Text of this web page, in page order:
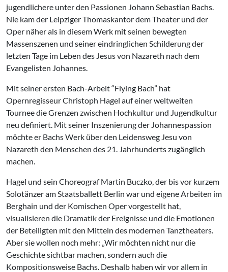
jugendlichere unter den Passionen Johann Sebastian Bachs.
Nie kam der Leipziger Thomaskantor dem Theater und der
Oper näher als in diesem Werk mit seinen bewegten
Massenszenen und seiner eindringlichen Schilderung der
letzten Tage im Leben des Jesus von Nazareth nach dem
Evangelisten Johannes.
Mit seiner ersten Bach-Arbeit “Flying Bach” hat
Opernregisseur Christoph Hagel auf einer weltweiten
Tournee die Grenzen zwischen Hochkultur und Jugendkultur
neu definiert. Mit seiner Inszenierung der Johannespassion
möchte er Bachs Werk über den Leidensweg Jesu von
Nazareth den Menschen des 21. Jahrhunderts zugänglich
machen.
Hagel und sein Choreograf Martin Buczko, der bis vor kurzem
Solotänzer am Staatsballett Berlin war und eigene Arbeiten im
Berghain und der Komischen Oper vorgestellt hat,
visualisieren die Dramatik der Ereignisse und die Emotionen
der Beteiligten mit den Mitteln des modernen Tanztheaters.
Aber sie wollen noch mehr: „Wir möchten nicht nur die
Geschichte sichtbar machen, sondern auch die
Kompositionsweise Bachs. Deshalb haben wir vor allem in